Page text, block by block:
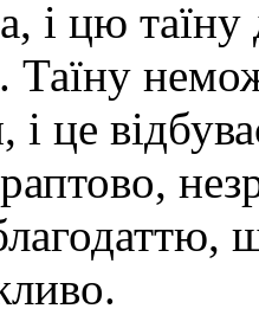
і цю
Таїну
це